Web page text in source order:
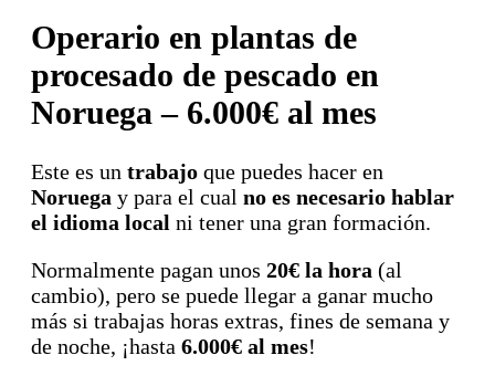
Operario en plantas de
procesado de pescado en
Noruega – 6.000€ al mes
Este es un trabajo que puedes hacer en
Noruega y para el cual no es necesario hablar
el idioma local ni tener una gran formación.
Normalmente pagan unos 20€ la hora (al
cambio), pero se puede llegar a ganar mucho
más si trabajas horas extras, fines de semana y
de noche, ¡hasta 6.000€ al mes!